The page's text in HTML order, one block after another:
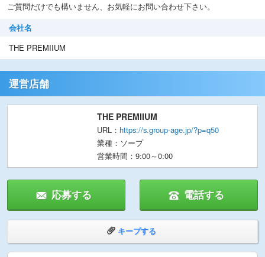
ご質問だけでも構いません、お気軽にお問い合わせ下さい。
会社名
THE PREMIIUM
運営店舗
THE PREMIIUM
URL： https://s.group-age.jp/?p=q50
業種：ソープ
営業時間：9:00～0:00
応募する 電話する
キープする